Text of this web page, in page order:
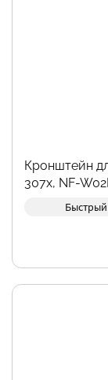
Кронштейн
307x, NF-
Быстрый